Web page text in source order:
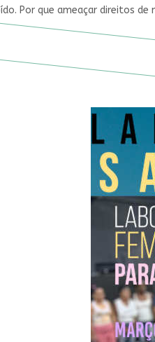
Por que ameaçar direitos de